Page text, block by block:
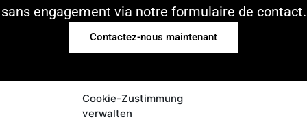
Cookie-Zustimmung
verwalten
sans engagement via notre formulaire de contact.
Contactez-nous maintenant